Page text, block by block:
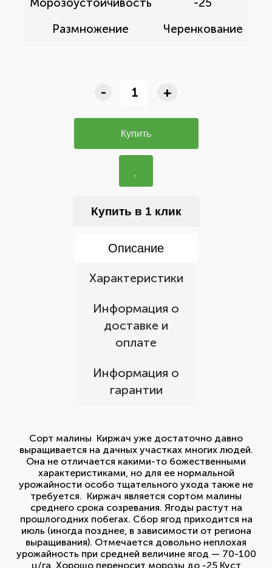
Размножение
Черенкование
- +
Купить
Купить в 1 клик
Описание
Характеристики
Информация о
доставке и
оплате
Информация о
гарантии
Сорт малины Киржач уже достаточно давно
выращивается на дачных участках многих людей.
Она не отличается какими-то божественными
характеристиками, но для ее нормальной
урожайности особо тщательного ухода также не
требуется. Киржач является сортом малины
среднего срока созревания. Ягоды растут на
прошлогодних побегах. Сбор ягод приходится на
июль (иногда позднее, в зависимости от региона
выращивания). Отмечается довольно неплохая
урожайность при средней величине ягод — 70-100
ц/га. Хорошо переносит морозы до -25 Куст